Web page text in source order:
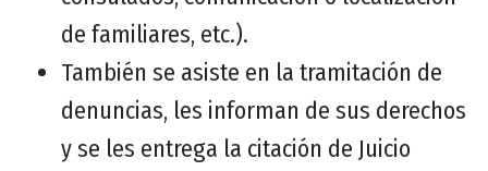
de familiares, etc.).
También se asiste en la tramitación de
denuncias, les informan de sus derechos
y se les entrega la citación de Juicio